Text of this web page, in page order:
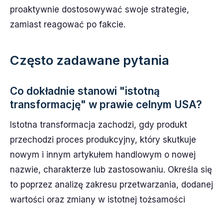
proaktywnie dostosowywać swoje strategie,
zamiast reagować po fakcie.
Często zadawane pytania
Co dokładnie stanowi "istotną
transformację" w prawie celnym USA?
Istotna transformacja zachodzi, gdy produkt
przechodzi proces produkcyjny, który skutkuje
nowym i innym artykułem handlowym o nowej
nazwie, charakterze lub zastosowaniu. Określa się
to poprzez analizę zakresu przetwarzania, dodanej
wartości oraz zmiany w istotnej tożsamości